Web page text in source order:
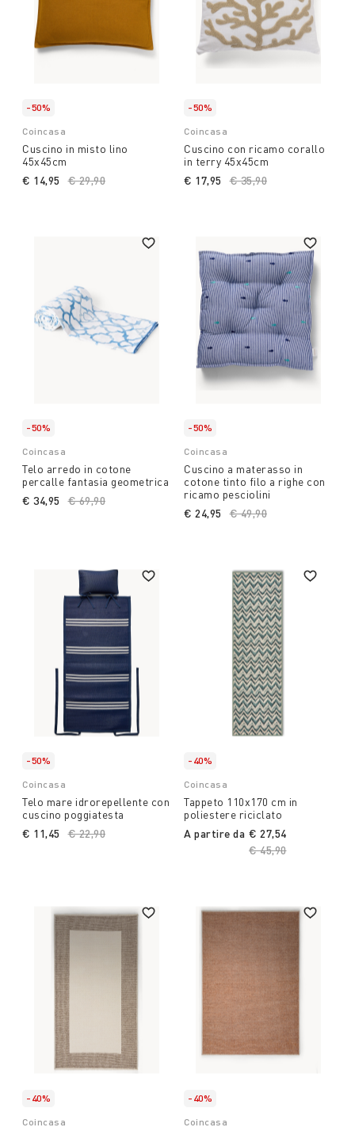
-50%
Coincasa
Cuscino in misto lino
45x45cm
Price reduced from
€ 29,90
€ 14,95
-50%
Coincasa
Cuscino con ricamo corallo
in terry 45x45cm
Price reduced from
€ 35,90
€ 17,95
-50%
Coincasa
Telo arredo in cotone
percalle fantasia geometrica
Price reduced from
€ 69,90
€ 34,95
-50%
Coincasa
Cuscino a materasso in
cotone tinto filo a righe con
ricamo pesciolini
Price reduced from
€ 49,90
€ 24,95
-50%
Coincasa
Telo mare idrorepellente con
cuscino poggiatesta
Price reduced from
€ 22,90
€ 11,45
-40%
Coincasa
Tappeto 110x170 cm in
poliestere riciclato
A partire da
Price reduced from
€ 45,90to
€ 27,54
-40%
Coincasa
-40%
Coincasa